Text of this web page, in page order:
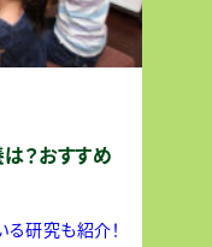
？おすすめ
研究も紹介！